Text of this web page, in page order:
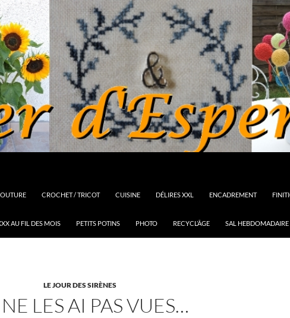
CROCHET / TRICOT CUISINE DÉLIRES XXL ENCADREMENT
AU FIL DES MOIS PETITS POTINS PHOTO RECYCL’ÂGE SAL HEBDOMADAIRE
LE JOUR DES SIRÈNES
LES AI PAS VUES…